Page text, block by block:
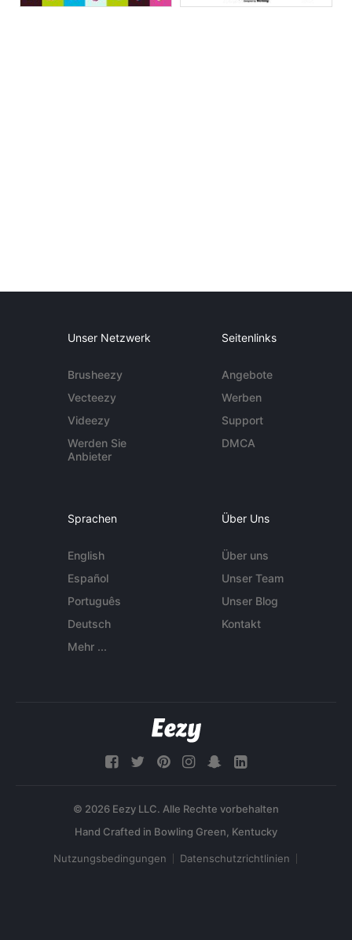
Unser Netzwerk
Brusheezy
Vecteezy
Videezy
Werden Sie
Anbieter
Seitenlinks
Angebote
Werben
Support
DMCA
Sprachen
English
Español
Português
Deutsch
Mehr ...
Über Uns
Über uns
Unser Team
Unser Blog
Kontakt
© 2026 Eezy LLC. Alle Rechte vorbehalten
Nutzungsbedingungen Datenschutzrichtlinien